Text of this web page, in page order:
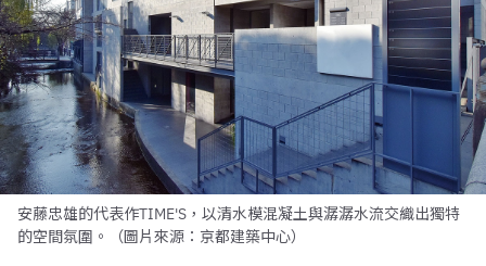
安藤忠雄的代表作TIME'S，以清水模混凝土與潺潺水流交織出獨特
的空間氛圍。（圖片來源：京都建築中心）